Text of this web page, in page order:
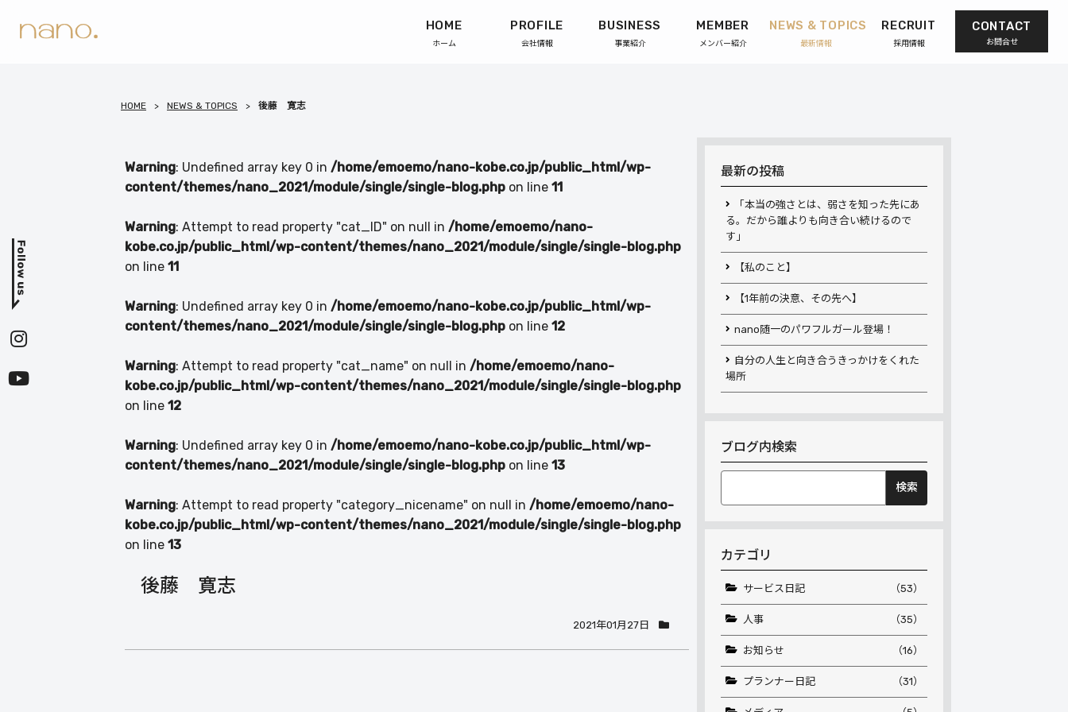
HOME
ホーム
PROFILE
会社情報
BUSINESS
事業紹介
MEMBER
メンバー紹介
NEWS & TOPICS
最新情報
RECRUIT
採用情報
CONTACT
お問合せ
HOME NEWS & TOPICS 後藤 寛志
Warning: Undefined array key 0 in /home/emoemo/nano-kobe.co.jp/public_html/wp-
content/themes/nano_2021/module/single/single-blog.php on line 11
Warning: Attempt to read property "cat_ID" on null in /home/emoemo/nano-
kobe.co.jp/public_html/wp-content/themes/nano_2021/module/single/single-blog.php
on line 11
Warning: Undefined array key 0 in /home/emoemo/nano-kobe.co.jp/public_html/wp-
content/themes/nano_2021/module/single/single-blog.php on line 12
Warning: Attempt to read property "cat_name" on null in /home/emoemo/nano-
kobe.co.jp/public_html/wp-content/themes/nano_2021/module/single/single-blog.php
on line 12
Warning: Undefined array key 0 in /home/emoemo/nano-kobe.co.jp/public_html/wp-
content/themes/nano_2021/module/single/single-blog.php on line 13
Warning: Attempt to read property "category_nicename" on null in /home/emoemo/nano-
kobe.co.jp/public_html/wp-content/themes/nano_2021/module/single/single-blog.php
on line 13
後藤 寛志
2021年01月27日
最新の投稿
「本当の強さとは、弱さを知った先にあ
る。だから誰よりも向き合い続けるので
す」
【私のこと】
【1年前の決意、その先へ】
nano随一のパワフルガール登場！
自分の人生と向き合うきっかけをくれた
場所
ブログ内検索
索:
カテゴリ
サービス日記 （53）
人事 （35）
お知らせ （16）
プランナー日記 （31）